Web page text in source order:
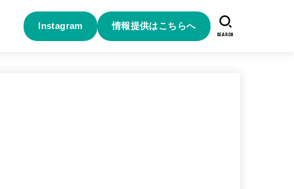
Instagram 情報提供はこちらへ
SEARCH